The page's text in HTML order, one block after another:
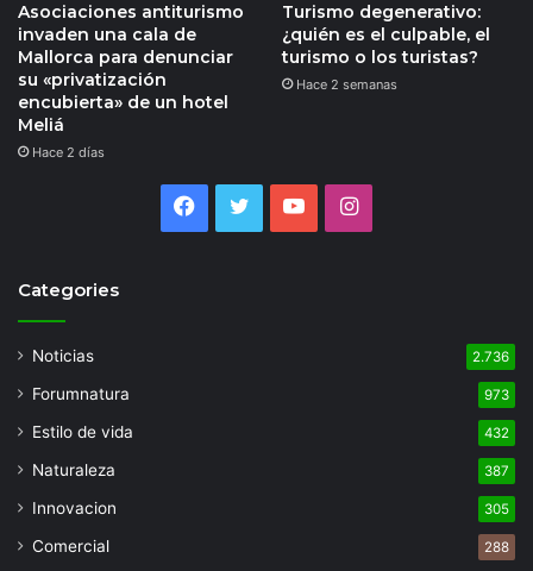
Asociaciones antiturismo
invaden una cala de
Mallorca para denunciar
su «privatización
encubierta» de un hotel
Meliá
Hace 2 días
Turismo degenerativo:
¿quién es el culpable, el
turismo o los turistas?
Hace 2 semanas
Facebook
TwitterYouTubeInstagram
Categories
Noticias 2.736
Forumnatura 973
Estilo de vida 432
Naturaleza 387
Innovacion 305
Comercial 288